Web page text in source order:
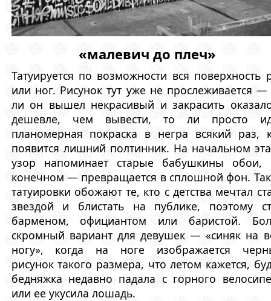
«малевич до плеч»
Татуируется по возможности вся поверхность
или ног. Рисунок тут уже не прослеживается —
ли он вышел некрасивый и закрасить
дешевле, чем вывести, то ли просто
планомерная покраска в негра всякий раз,
появится лишний полтинник. На начальном
узор напоминает старые бабушкины обои,
конечном — превращается в сплошной фон.
татуировки обожают те, кто с детства мечтал
звездой и блистать на публике, поэтому
барменом, официантом или баристой.
скромный вариант для девушек — «синяк на
ногу», когда на ноге изображается
рисунок такого размера, что летом кажется,
бедняжка недавно падала с горного
или ее укусила лошадь.